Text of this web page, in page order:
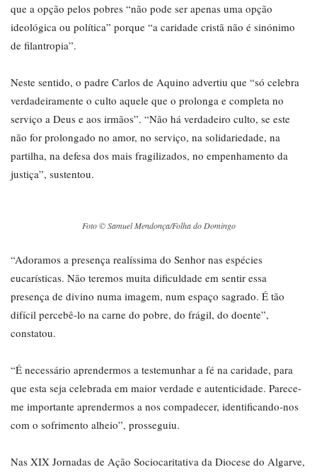
que a opção pelos pobres “não pode ser apenas uma opção
ideológica ou política” porque “a caridade cristã não é sinónimo
de filantropia”.
Neste sentido, o padre Carlos de Aquino advertiu que “só celebra
verdadeiramente o culto aquele que o prolonga e completa no
serviço a Deus e aos irmãos”. “Não há verdadeiro culto, se este
não for prolongado no amor, no serviço, na solidariedade, na
partilha, na defesa dos mais fragilizados, no empenhamento da
justiça”, sustentou.
Foto © Samuel Mendonça/Folha do Domingo
“Adoramos a presença realíssima do Senhor nas espécies
eucarísticas. Não teremos muita dificuldade em sentir essa
presença de divino numa imagem, num espaço sagrado. É tão
difícil percebê-lo na carne do pobre, do frágil, do doente”,
constatou.
“É necessário aprendermos a testemunhar a fé na caridade, para
que esta seja celebrada em maior verdade e autenticidade. Parece-
me importante aprendermos a nos compadecer, identificando-nos
com o sofrimento alheio”, prosseguiu.
Nas XIX Jornadas de Ação Sociocaritativa da Diocese do Algarve,